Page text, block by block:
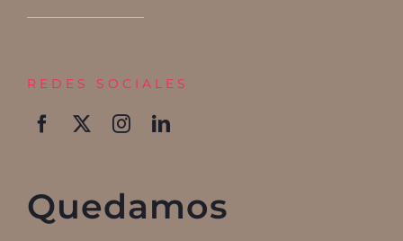
REDES SOCIALES
Quedamos